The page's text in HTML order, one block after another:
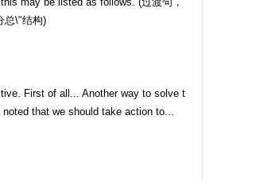
总\"结构)
First of all... Another way to solve t
that we should take action to...